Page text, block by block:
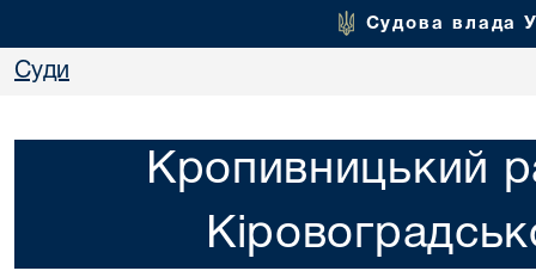
Судова влада
Суди
Кропивницький